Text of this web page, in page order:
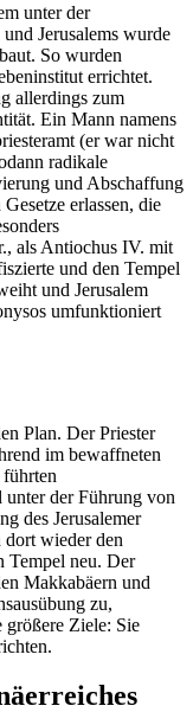
unter der
Jerusalems wurde
So wurden
errichtet.
allerdings zum
Ein Mann namens
(er war nicht
radikale
und Abschaffung
erlassen, die
als Antiochus IV. mit
und den Tempel
und Jerusalem
umfunktioniert
Plan. Der Priester
im bewaffneten
unter der Führung von
des Jerusalemer
wieder den
Tempel neu. Der
Makkabäern und
zu,
Ziele: Sie